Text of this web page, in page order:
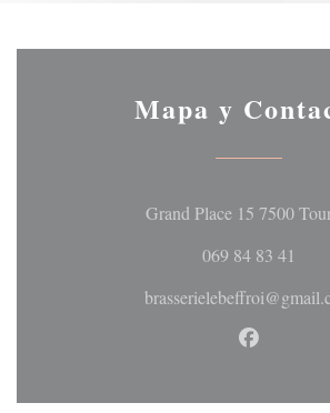
Mapa y
Grand Place 15 7500
069 84 83 41